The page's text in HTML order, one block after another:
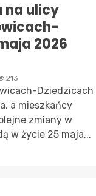
na ulicy
2026
213
Dziedzicach
a mieszkańcy
zmiany w
w życie 25 maja...